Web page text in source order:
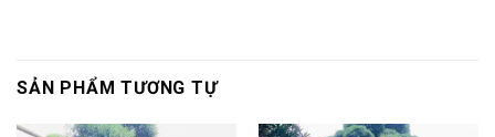
SẢN PHẨM TƯƠNG TỰ